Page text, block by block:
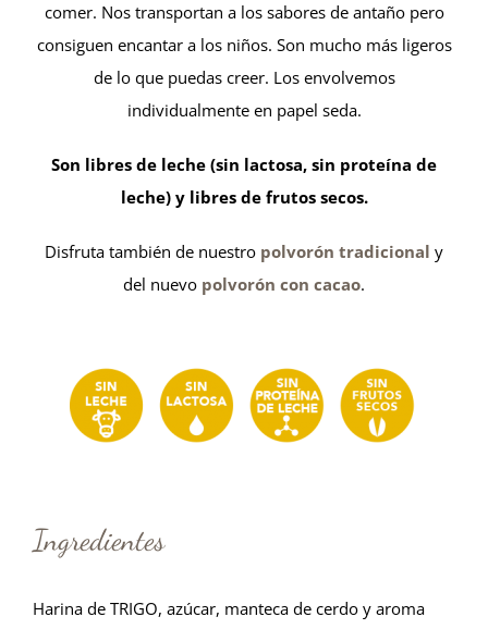
comer. Nos transportan a los sabores de antaño pero
consiguen encantar a los niños. Son mucho más ligeros
de lo que puedas creer. Los envolvemos
individualmente en papel seda.
Son libres de leche (sin lactosa, sin proteína de
leche) y libres de frutos secos.
Disfruta también de nuestro polvorón tradicional y
del nuevo polvorón con cacao.
Ingredientes
Harina de TRIGO, azúcar, manteca de cerdo y aroma